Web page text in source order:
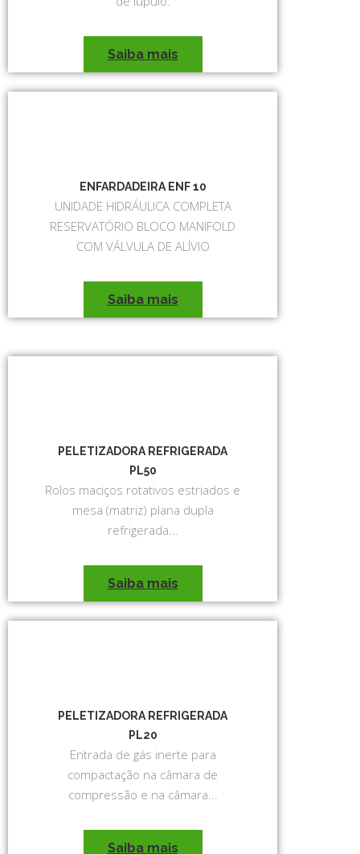
Saiba mais
ENFARDADEIRA ENF 10
UNIDADE HIDRÁULICA COMPLETA
RESERVATÓRIO BLOCO MANIFOLD
COM VÁLVULA DE ALÍVIO
Saiba mais
PELETIZADORA REFRIGERADA
PL50
Rolos maciços rotativos estriados e
mesa (matriz) plana dupla
refrigerada...
Saiba mais
PELETIZADORA REFRIGERADA
PL20
Entrada de gás inerte para
compactação na câmara de
compressão e na câmara...
Saiba mais